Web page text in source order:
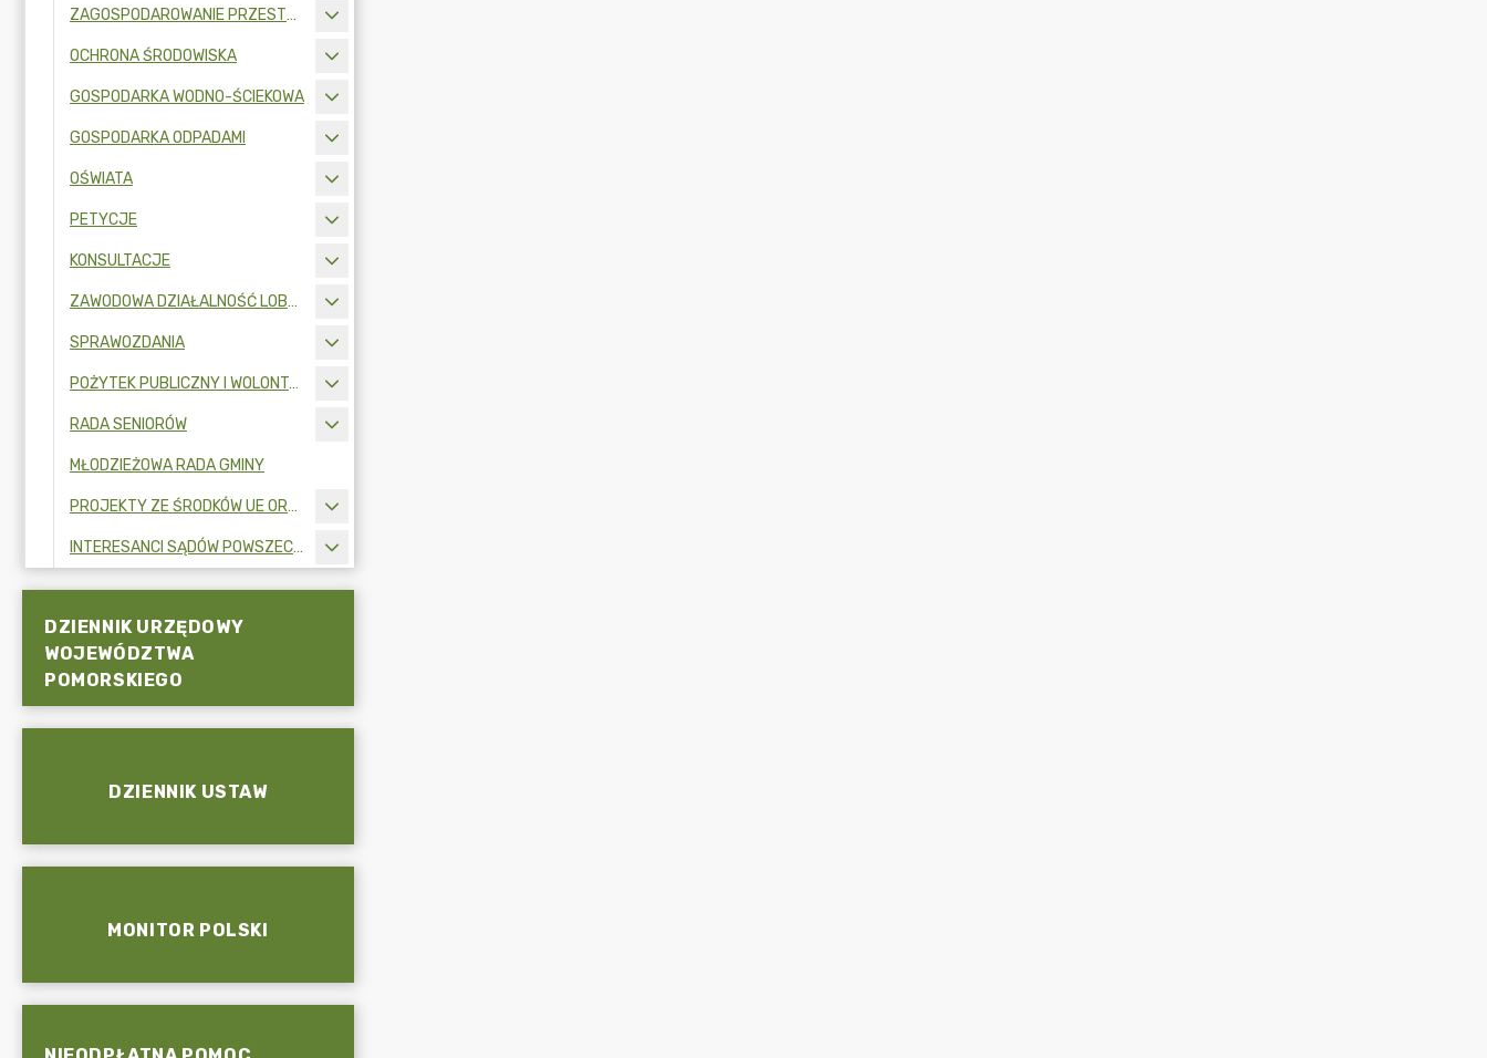
ZAGOSPODAROWANIE PRZESTRZENNE
OCHRONA ŚRODOWISKA
GOSPODARKA WODNO-ŚCIEKOWA
GOSPODARKA ODPADAMI
OŚWIATA
PETYCJE
KONSULTACJE
ZAWODOWA DZIAŁALNOŚĆ LOBBINGOWA
SPRAWOZDANIA
POŻYTEK PUBLICZNY I WOLONTARIAT
RADA SENIORÓW
MŁODZIEŻOWA RADA GMINY
PROJEKTY ZE ŚRODKÓW UE ORAZ FUNDUSZY ZEWNĘTRZNYCH
INTERESANCI SĄDÓW POWSZECHNYCH
DZIENNIK URZĘDOWY
WOJEWÓDZTWA
POMORSKIEGO
DZIENNIK USTAW
MONITOR POLSKI